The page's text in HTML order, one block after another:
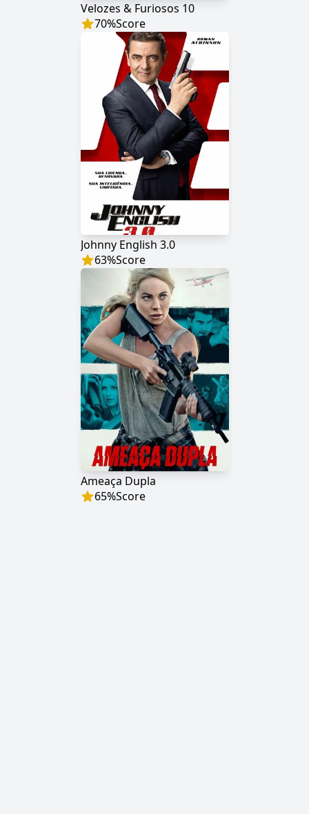
Velozes & Furiosos 10
70%Score
Johnny English 3.0
63%Score
Ameaça Dupla
65%Score